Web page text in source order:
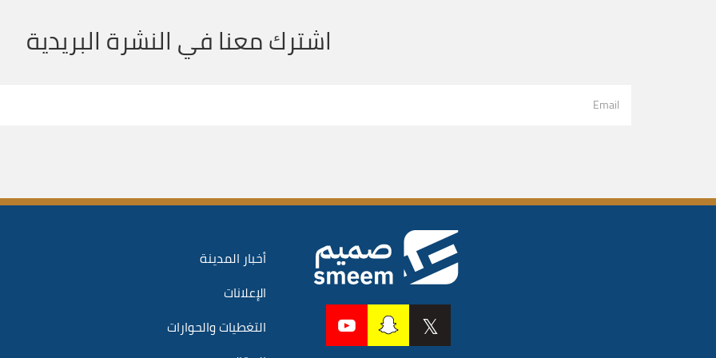
اشترك معنا في النشرة البريدية
أخبار المدينة
الإعلانات
التغطيات والحوارات